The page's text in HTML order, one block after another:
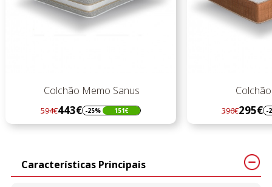
Colchão Memo Sanus
Regular
preço
594€443€
Preço -25% 151€
Regular
preço
396€295€
Preço -
Características Principais